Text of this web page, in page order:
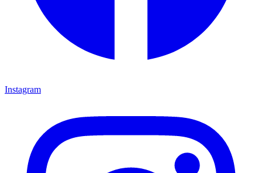
Instagram